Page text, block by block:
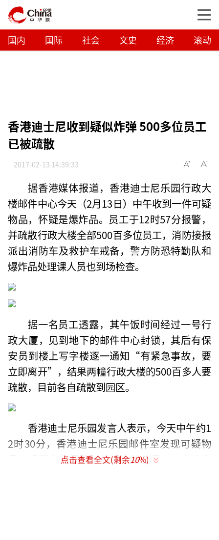
国内 国际 社会 文史 经济 滚动
香港迪士尼收到疑似炸弹 500多位员工
已被疏散
2017-02-13 14:39:33
据香港媒体报道，香港迪士尼乐园行政大
楼邮件中心今天（2月13日）中午收到一件可疑
物品，怀疑是爆炸品。员工于12时57分报警，
并疏散行政大楼全部500百多位员工，消防接报
派出消防车及救护车戒备，警方防恐特勤队和
爆炸品处理课人员也到场检查。
据一名员工透露，其午饭时间经过一号行
政大厦，见到地下的邮件中心封锁，其后有保
安员到楼上写字楼逐一通知“有紧急事故，要
立即离开”，结果两幢行政大楼的500百多人要
疏散，目前各自疏散到园区。
香港迪士尼乐园发言人表示，今天中午约1
2时30分，香港迪士尼乐园邮件室发现可疑物
品，乐园立即报警，并疏散部分员工。由于事
点击查看全文(剩余10%)